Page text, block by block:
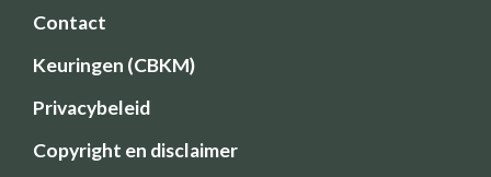
Contact
Keuringen (CBKM)
Privacybeleid
Copyright en disclaimer